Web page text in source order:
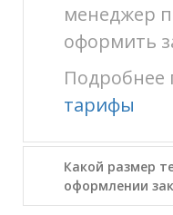
менеджер
оформить
Подробнее
тарифы
Какой размер
оформлении